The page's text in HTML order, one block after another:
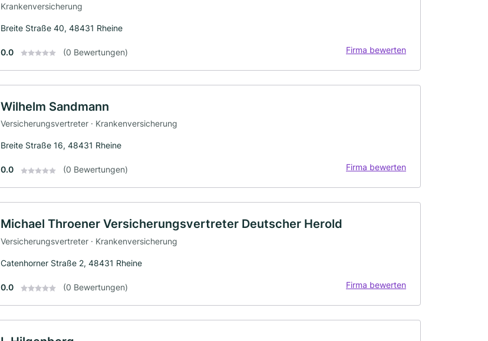
Krankenversicherung
Breite Straße 40, 48431 Rheine
0.0 (0 Bewertungen) Firma bewerten
Wilhelm Sandmann
Versicherungsvertreter · Krankenversicherung
Breite Straße 16, 48431 Rheine
0.0 (0 Bewertungen) Firma bewerten
Michael Throener Versicherungsvertreter Deutscher Herold
Versicherungsvertreter · Krankenversicherung
Catenhorner Straße 2, 48431 Rheine
0.0 (0 Bewertungen) Firma bewerten